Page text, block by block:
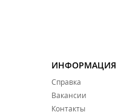
ИНФОРМАЦИЯ
Справка
Вакансии
Контакты